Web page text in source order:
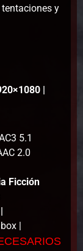
y
|
5.1
2.0
Ficción
|